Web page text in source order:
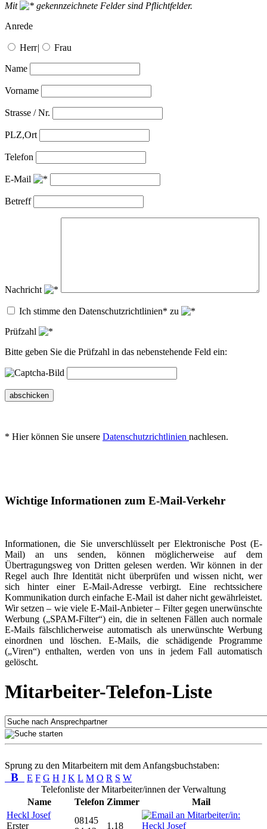
Mit
gekennzeichnete Felder sind Pflichtfelder.
Anrede
Herr| Frau
Name
Vorname
Strasse / Nr.
PLZ,Ort
Telefon
E-Mail
Betreff
Nachricht
Ich stimme den Datenschutzrichtlinien* zu
Prüfzahl
Bitte geben Sie die Prüfzahl in das nebenstehende Feld ein:
abschicken
* Hier können Sie unsere Datenschutzrichtlinien nachlesen.
Wichtige Informationen zum E-Mail-Verkehr
Informationen, die Sie unverschlüsselt per Elektronische Post (E-
Mail) an uns senden, können möglicherweise auf dem
Übertragungsweg von Dritten gelesen werden. Wir können in der
Regel auch Ihre Identität nicht überprüfen und wissen nicht, wer
sich hinter einer E-Mail-Adresse verbirgt. Eine rechtssichere
Kommunikation durch einfache E-Mail ist daher nicht gewährleistet.
Wir setzen – wie viele E-Mail-Anbieter – Filter gegen unerwünschte
Werbung („SPAM-Filter“) ein, die in seltenen Fällen auch normale
E-Mails fälschlicherweise automatisch als unerwünschte Werbung
einordnen und löschen. E-Mails, die schädigende Programme
(„Viren“) enthalten, werden von uns in jedem Fall automatisch
gelöscht.
Mitarbeiter-Telefon-Liste
Sprung zu den Mitarbeitern mit dem Anfangsbuchstaben:
B E F G H J K L M O R S W
Telefonliste der Mitarbeiter/innen der Verwaltung
Name
Telefon Zimmer
Mail
Heckl Josef
Erster
08145
1.18